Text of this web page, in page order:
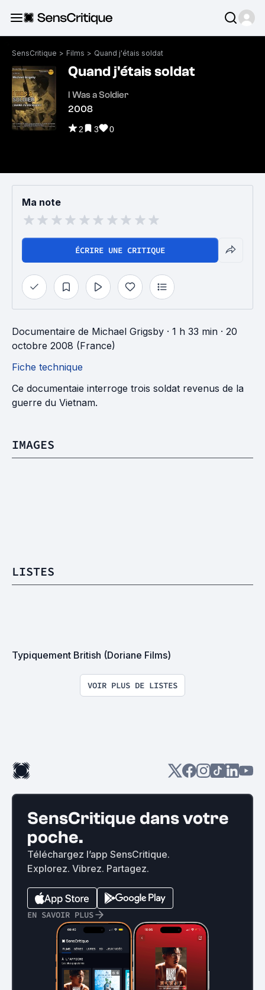
SensCritique > Films > Quand j'étais soldat
Quand j'étais soldat
I Was a Soldier
2008
2 3 0
Ma note
ÉCRIRE UNE CRITIQUE
Documentaire de Michael Grigsby · 1 h 33 min · 20
octobre 2008 (France)
Fiche technique
Ce documentaie interroge trois soldat revenus de la
guerre du Vietnam.
IMAGES
LISTES
Typiquement British (Doriane Films)
VOIR PLUS DE LISTES
SensCritique dans votre
poche.
Téléchargez l’app SensCritique.
Explorez. Vibrez. Partagez.
EN SAVOIR PLUS